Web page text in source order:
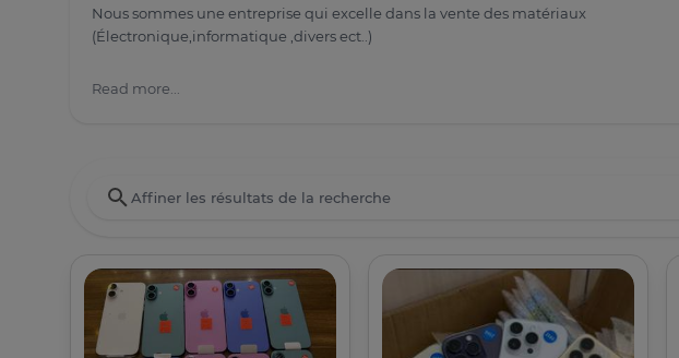
Nous sommes une entreprise qui excelle dans la vente des matériaux
(Électronique,informatique ,divers ect..)
Read more...